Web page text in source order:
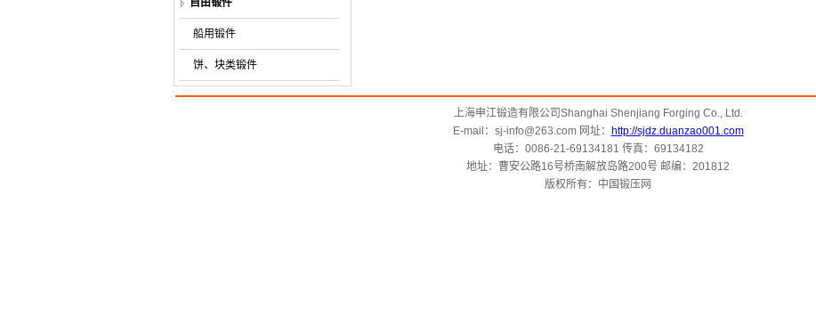
自由锻件
船用锻件
饼、块类锻件
上海申江锻造有限公司Shanghai Shenjiang Forging Co., Ltd.
E-mail：sj-info@263.com 网址：
http://sjdz.duanzao001.com
电话：0086-21-69134181 传真：69134182
地址：曹安公路16号桥南解放岛路200号 邮编：201812
版权所有：中国锻压网